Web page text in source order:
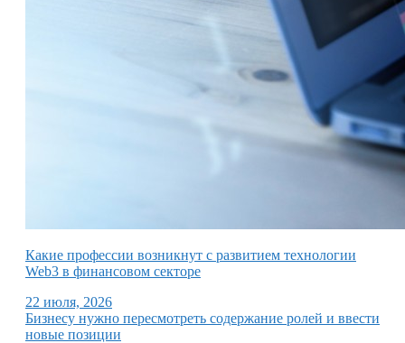
Какие профессии возникнут с развитием технологии
Web3 в финансовом секторе
22 июля, 2026
Бизнесу нужно пересмотреть содержание ролей и ввести
новые позиции